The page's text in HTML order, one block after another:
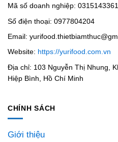
Mã số doanh nghiệp: 0315143361
Số điện thoại: 0977804204
Email:
Website: https://yurifood.com.vn
Địa chỉ: 103 Nguyễn Thị Nhung,
Hiệp Bình, Hồ Chí Minh
CHÍNH SÁCH
Giới thiệu